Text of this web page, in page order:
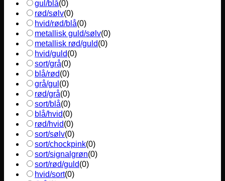
gul/blå(0)
rød/sølv(0)
hvid/rød/blå(0)
metallisk guld/sølv(0)
metallisk rød/guld(0)
hvid/guld(0)
sort/grå(0)
blå/rød(0)
grå/gul (0)
rød/grå(0)
sort/blå(0)
blå/hvid(0)
rød/hvid(0)
sort/sølv(0)
sort/chockpink(0)
sort/signalgrøn(0)
sort/rød/guld(0)
hvid/sort(0)